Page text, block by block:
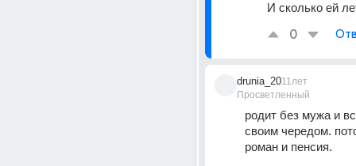
И сколько ей
0
drunia_20
Просветленный
11лет
родит без мужа и
своим чередом.
роман и пенсия.